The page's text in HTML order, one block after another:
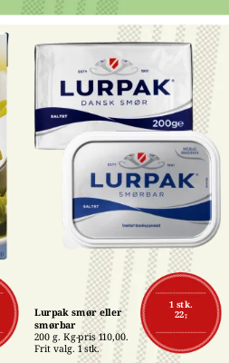
1 stk.
22,-
Lurpak smør eller
smørbar
200 g. Kg-pris 110,00.
Frit valg. 1 stk.